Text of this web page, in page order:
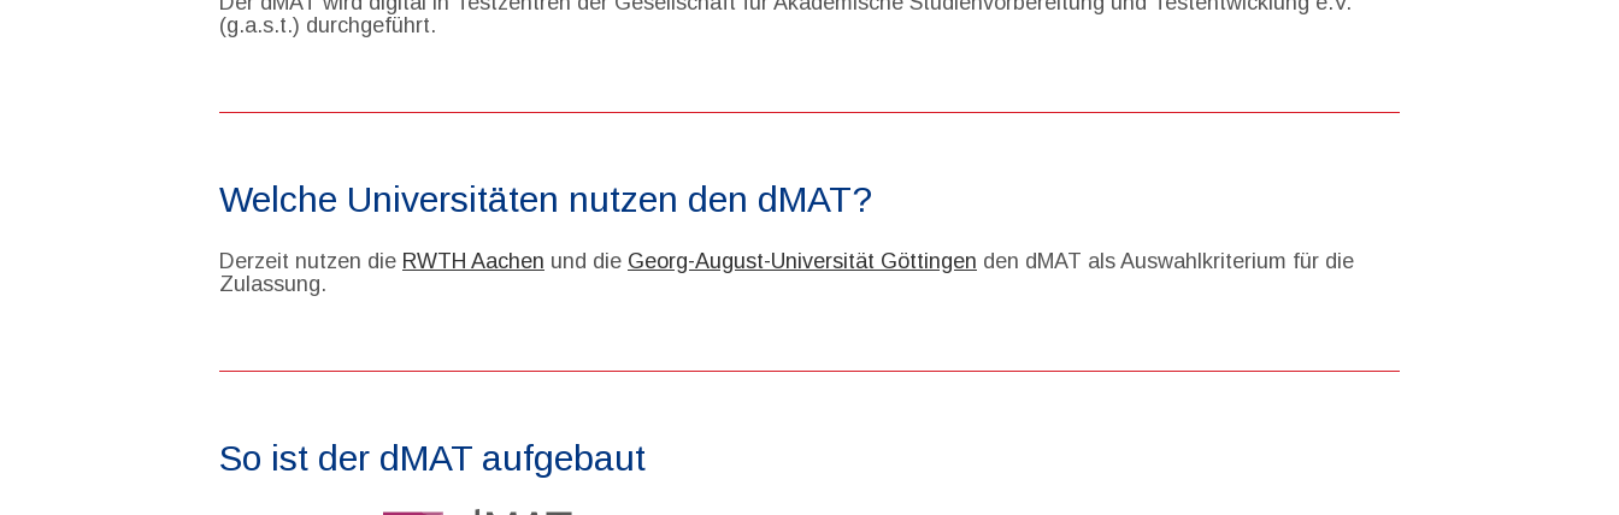
(g.a.s.t.) durchgeführt.
Welche Universitäten nutzen den dMAT?
Derzeit nutzen die RWTH Aachen und die Georg-August-Universität Göttingen den dMAT als Auswahlkriterium für die
Zulassung.
So ist der dMAT aufgebaut